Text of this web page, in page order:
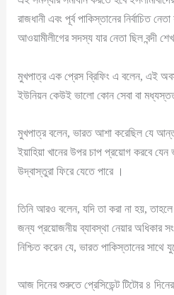
রাজধানী এবং পূর্ব পাকিস্তানের নির্বাচিত
আওয়ামীলীগের সদস্য যার নেতা ছিল বন্দী
মুখপাত্র এক প্রেস ব্রিফিং এ বলেন, এই
ইউনিয়ন কেউই ভালো কোন সেবা বা
মুখপাত্র বলেন, ভারত আশা করেছিল যে
ইয়াহিয়া খানের উপর চাপ প্রয়োগ করবে যেন
উদ্বাস্তুরা ফিরে যেতে পারে ।
তিনি আরও বলেন, যদি তা করা না হয়,
জন্য প্রয়োজনীয় ব্যাবস্থা নেয়ার অধিকার
নিশ্চিত করেন যে, ভারত পাকিস্তানের সাথে
আজ দিনের শুরুতে প্রেসিডেন্ট টিটোর ৪